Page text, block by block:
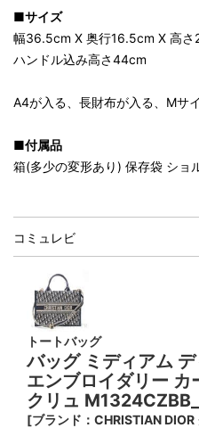
■サイズ
幅36.5cm X 奥行16.5cm X 高さ
ハンドル込み高さ44cm
A4が入る、長財布が入る、Mサ
■付属品
箱(多少の変形あり) 保存袋 ショ
コミュレビ
トートバッグ
バッグ ミディアム
エンブロイダリー カ
クリュ
[ブランド：CHRISTIAN